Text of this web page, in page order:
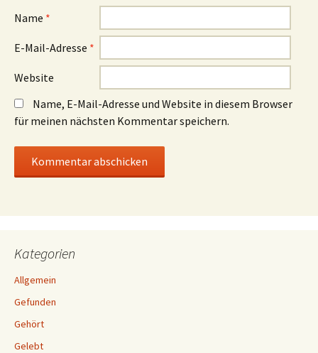
Name *
E-Mail-Adresse *
Website
Name, E-Mail-Adresse und Website in diesem Browser
für meinen nächsten Kommentar speichern.
Kategorien
Allgemein
Gefunden
Gehört
Gelebt